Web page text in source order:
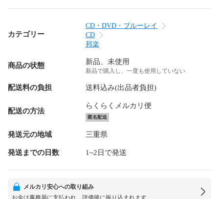
カテゴリー
CD・DVD・ブルーレイ
CD
邦楽
商品の状態 新品、未使用
新品で購入し、一度も使用していない
配送料の負担 送料込み(出品者負担)
配送の方法
らくらくメルカリ便
匿名配送
発送元の地域 三重県
発送までの日数 1~2日で発送
メルカリ安心への取り組み
お金は事務局に支払われ、評価後に振り込まれます